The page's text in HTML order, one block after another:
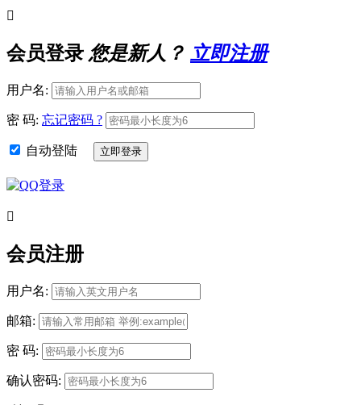

会员登录 您是新人？ 立即注册
用户名:
密 码: 忘记密码 ?
自动登陆

会员注册
用户名:
邮箱:
密 码:
确认密码: